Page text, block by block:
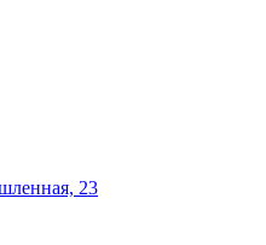
23